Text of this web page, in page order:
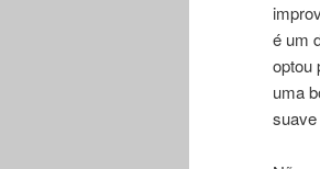
é um
optou
uma
suave